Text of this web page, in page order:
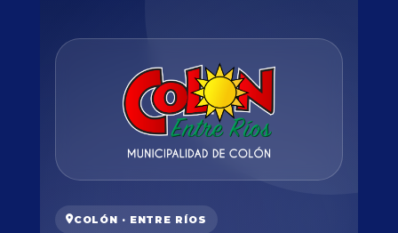
COLÓN · ENTRE RÍOS